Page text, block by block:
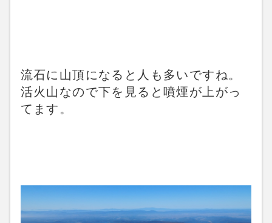
流石に山頂になると人も多いですね。
活火山なので下を見ると噴煙が上がっ
てます。